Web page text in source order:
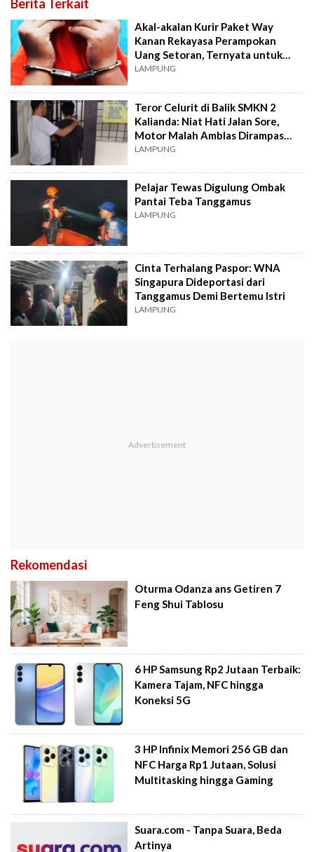
Berita Terkait
Akal-akalan Kurir Paket Way
Kanan Rekayasa Perampokan
Uang Setoran, Ternyata untuk
Judol
LAMPUNG
Teror Celurit di Balik SMKN 2
Kalianda: Niat Hati Jalan Sore,
Motor Malah Amblas Dirampas
Begal
LAMPUNG
Pelajar Tewas Digulung Ombak
Pantai Teba Tanggamus
LAMPUNG
Cinta Terhalang Paspor: WNA
Singapura Dideportasi dari
Tanggamus Demi Bertemu Istri
LAMPUNG
Rekomendasi
Oturma Odanza ans Getiren 7
Feng Shui Tablosu
6 HP Samsung Rp2 Jutaan Terbaik:
Kamera Tajam, NFC hingga
Koneksi 5G
3 HP Infinix Memori 256 GB dan
NFC Harga Rp1 Jutaan, Solusi
Multitasking hingga Gaming
Suara.com - Tanpa Suara, Beda
Artinya